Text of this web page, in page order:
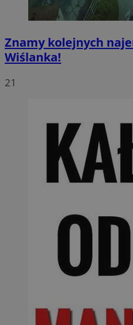
Znamy kolejnych
Wiślanka!
21